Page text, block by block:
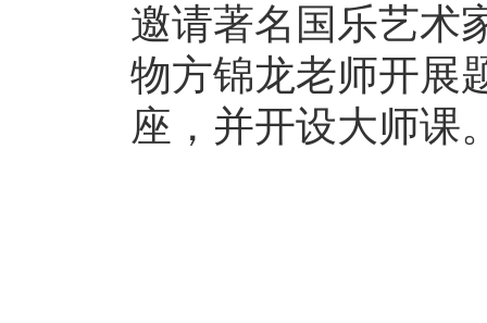
邀请著名国乐艺术
物方锦龙老师开展
座，并开设大师课